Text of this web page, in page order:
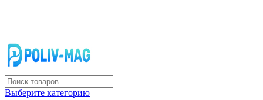
Выберите категорию